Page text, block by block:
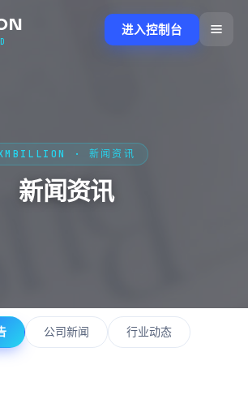
进入控制台
· 新闻资讯
新闻资讯
公司新闻 行业动态